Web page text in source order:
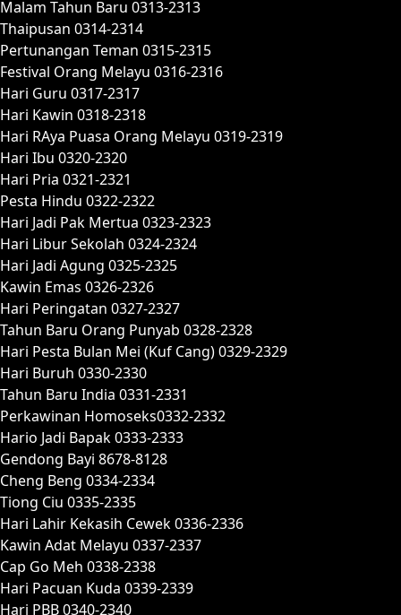
Malam Tahun Baru 0313-2313
Thaipusan 0314-2314
Pertunangan Teman 0315-2315
Festival Orang Melayu 0316-2316
Hari Guru 0317-2317
Hari Kawin 0318-2318
Hari RAya Puasa Orang Melayu 0319-2319
Hari Ibu 0320-2320
Hari Pria 0321-2321
Pesta Hindu 0322-2322
Hari Jadi Pak Mertua 0323-2323
Hari Libur Sekolah 0324-2324
Hari Jadi Agung 0325-2325
Kawin Emas 0326-2326
Hari Peringatan 0327-2327
Tahun Baru Orang Punyab 0328-2328
Hari Pesta Bulan Mei (Kuf Cang) 0329-2329
Hari Buruh 0330-2330
Tahun Baru India 0331-2331
Perkawinan Homoseks0332-2332
Hario Jadi Bapak 0333-2333
Gendong Bayi 8678-8128
Cheng Beng 0334-2334
Tiong Ciu 0335-2335
Hari Lahir Kekasih Cewek 0336-2336
Kawin Adat Melayu 0337-2337
Cap Go Meh 0338-2338
Hari Pacuan Kuda 0339-2339
Hari PBB 0340-2340